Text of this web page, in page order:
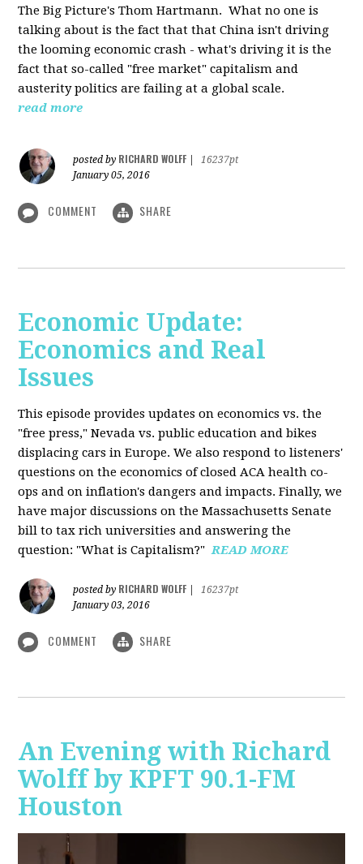
The Big Picture's Thom Hartmann. What no one is
talking about is the fact that that China isn't driving
the looming economic crash - what's driving it is the
fact that so-called "free market" capitalism and
austerity politics are failing at a global scale.
read more
posted by RICHARD WOLFF
16237pt
January 05, 2016
COMMENT SHARE
Economic Update:
Economics and Real
Issues
This episode provides updates on economics vs. the
"free press," Nevada vs. public education and bikes
displacing cars in Europe. We also respond to listeners'
questions on the economics of closed ACA health co-
ops and on inflation's dangers and impacts. Finally, we
have major discussions on the Massachusetts Senate
bill to tax rich universities and answering the
question: "What is Capitalism?"READ MORE
posted by RICHARD WOLFF
16237pt
January 03, 2016
COMMENT SHARE
An Evening with Richard
Wolff by KPFT 90.1-FM
Houston